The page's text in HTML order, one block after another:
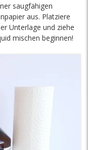
saugfähigen
aus. Platziere
Unterlage und ziehe
mischen beginnen!